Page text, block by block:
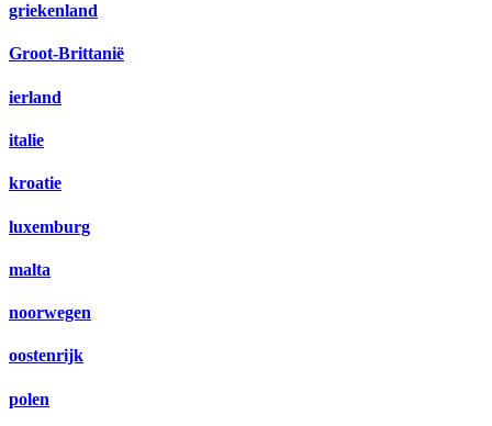
griekenland
Groot-Brittanië
ierland
italie
kroatie
luxemburg
malta
noorwegen
oostenrijk
polen